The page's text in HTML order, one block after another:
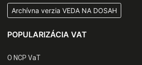
Archívna verzia VEDA NA DOSAH
POPULARIZÁCIA VAT
O NCP VaT